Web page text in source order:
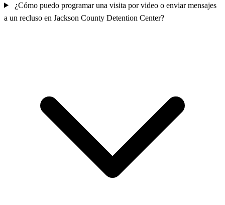
¿Cómo puedo programar una visita por video o enviar mensajes
a un recluso en Jackson County Detention Center?